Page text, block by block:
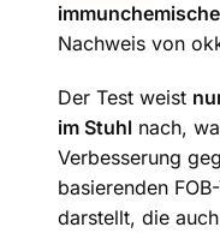
Nachweis von
Der Test weist
im Stuhl nach,
Verbesserung
basierenden
darstellt, die